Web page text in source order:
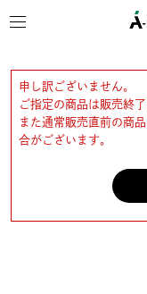
申し訳ございません。
ご指定の商品は販売終
また通常販売直前の商
合がございます。